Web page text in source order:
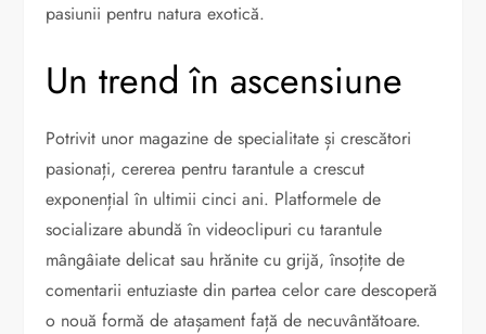
pasiunii pentru natura exotică.
Un trend în ascensiune
Potrivit unor magazine de specialitate și crescători
pasionați, cererea pentru tarantule a crescut
exponențial în ultimii cinci ani. Platformele de
socializare abundă în videoclipuri cu tarantule
mângâiate delicat sau hrănite cu grijă, însoțite de
comentarii entuziaste din partea celor care descoperă
o nouă formă de atașament față de necuvântătoare.